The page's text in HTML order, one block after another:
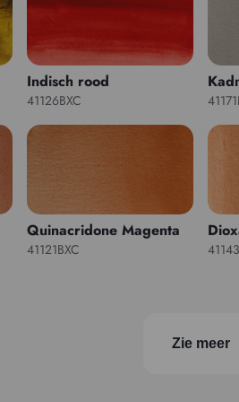
Indisch rood
41126BXC
Quinacridone Magenta
41121BXC
Zie meer